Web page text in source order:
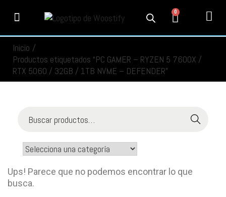
0
Inicio /
Productos etiquetados “PC GAMER – RYZEN 5 7600X /
RTX 5060 / 32GB / 1TB NVME – DEFENDER”
Buscar
Ups! Parece que no podemos encontrar lo que
busca.